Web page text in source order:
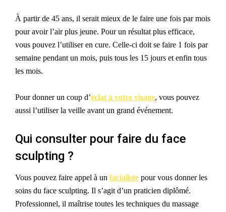
À partir de 45 ans, il serait mieux de le faire une fois par mois
pour avoir l’air plus jeune. Pour un résultat plus efficace,
vous pouvez l’utiliser en cure. Celle-ci doit se faire 1 fois par
semaine pendant un mois, puis tous les 15 jours et enfin tous
les mois.
Pour donner un coup d’éclat à votre visage, vous pouvez
aussi l’utiliser la veille avant un grand événement.
Qui consulter pour faire du face
sculpting ?
Vous pouvez faire appel à un facialiste pour vous donner les
soins du face sculpting. Il s’agit d’un praticien diplômé.
Professionnel, il maîtrise toutes les techniques du massage